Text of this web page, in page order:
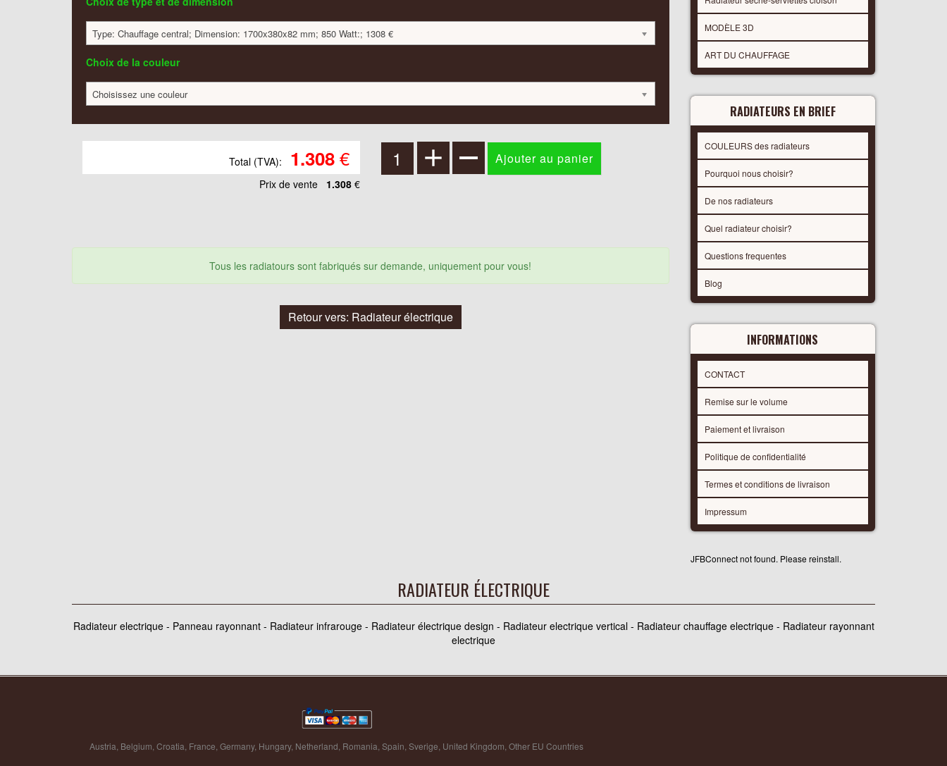
Type: Chauffage central; Dimension: 1700x380x82 mm; 850 Watt:; 1308 €
Choix de la couleur
Choisissez une couleur
Total (TVA): 1.308€
Prix ​​de vente 1.308€
Tous les radiatours sont fabriqués sur demande, uniquement pour vous!
Retour vers: Radiateur électrique
MODÈLE 3D
ART DU CHAUFFAGE
RADIATEURS EN BRIEF
COULEURS des radiateurs
Pourquoi nous choisir?
De nos radiateurs
Quel radiateur choisir?
Questions frequentes
Blog
INFORMATIONS
CONTACT
Remise sur le volume
Paiement et livraison
Politique de confidentialité
Termes et conditions de livraison
Impressum
JFBConnect not found. Please reinstall.
RADIATEUR ÉLECTRIQUE
Radiateur electrique - Panneau rayonnant - Radiateur infrarouge - Radiateur électrique design - Radiateur electrique vertical - Radiateur chauffage electrique - Radiateur rayonnant
electrique
Austria, Belgium,Croatia, France,Germany, Hungary, Netherland, Romania,Spain,Sverige, United Kingdom,Other EU Countries